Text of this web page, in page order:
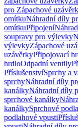
pro Zápachové
omítkuNáhradní díly
omítkuPřipojení
soupravy pro výlevky
výlevkyZápachové
uzávěrkyPřipojovací
hrdloOdpadní ventily
PříslušenstvíSprchy a
sprchyNáhradní díly
kanálkyNáhradní díly
sprchové kanálky
kanálkySprchové
podlahové vpusti